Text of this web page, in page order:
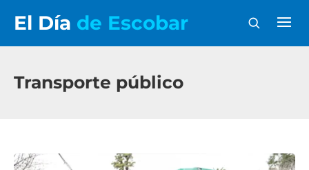
El Día de Escobar
Transporte público